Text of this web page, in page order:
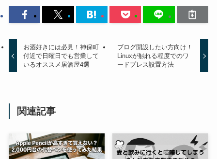
お酒好きには必見！神保町
付近で日曜日でも営業して
いるオススメ居酒屋4選
ブログ開設したい方向け！
Linuxが触れる程度でのワ
ードプレス設置方法
関連記事